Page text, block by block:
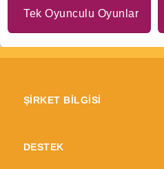
Tek Oyunculu Oyunlar
ŞİRKET BİLGİSİ
DESTEK